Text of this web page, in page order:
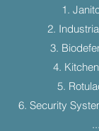
1.
2.
3.
4.
5.
6. Security